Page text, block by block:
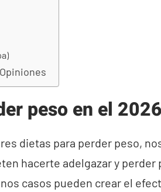
peso en el
dietas para perder peso,
hacerte adelgazar y perder
casos pueden crear el